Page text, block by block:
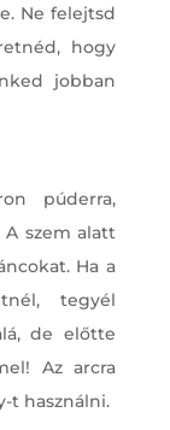
Ne felejtsd
hogy
jobban
púderra,
A szem alatt
Ha a
tegyél
de előtte
Az arcra
t használni.